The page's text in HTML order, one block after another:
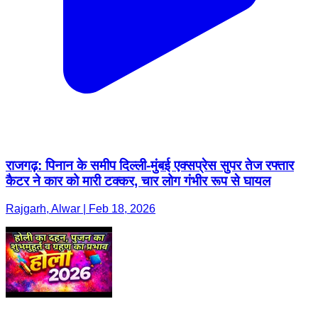
राजगढ़: पिनान के समीप दिल्ली-मुंबई एक्सप्रेस सुपर तेज रफ्तार
कैटर ने कार को मारी टक्कर, चार लोग गंभीर रूप से घायल
Rajgarh, Alwar | Feb 18, 2026